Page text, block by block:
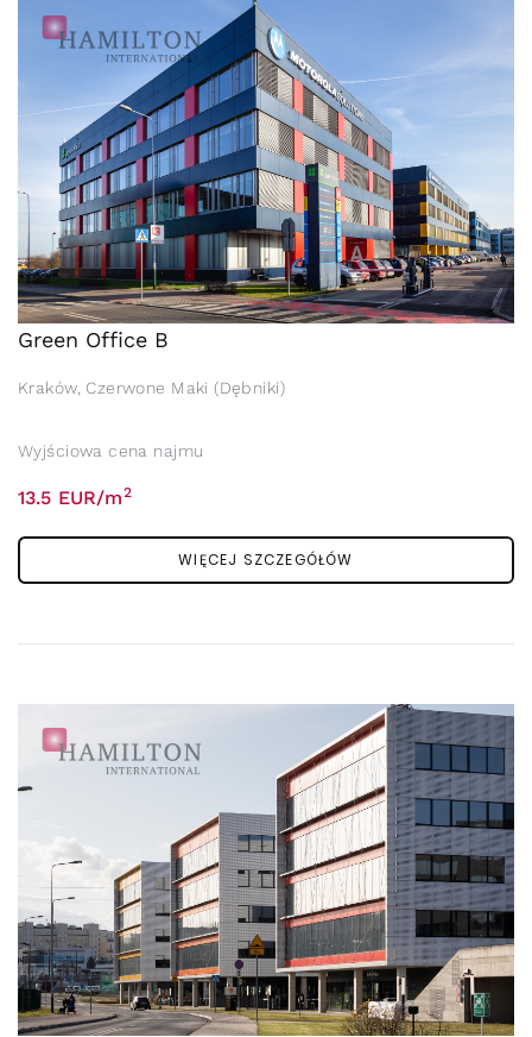
Green Office B
Kraków, Czerwone Maki (Dębniki)
Wyjściowa cena najmu
13.5 EUR/m2
WIĘCEJ SZCZEGÓŁÓW